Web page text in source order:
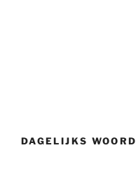
DAGELIJKS WOORD